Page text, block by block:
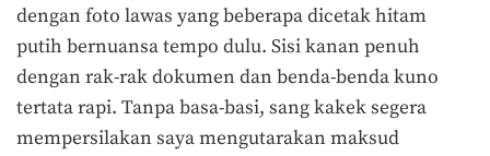
dengan foto lawas yang beberapa dicetak hitam
putih bernuansa tempo dulu. Sisi kanan penuh
dengan rak-rak dokumen dan benda-benda kuno
tertata rapi. Tanpa basa-basi, sang kakek segera
mempersilakan saya mengutarakan maksud